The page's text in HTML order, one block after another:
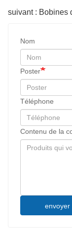
suivant : Bobines
Nom
Poster
Téléphone
Contenu de la
envoyer